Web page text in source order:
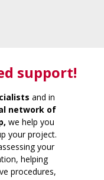
support!
and in
network of
we help you
your project.
your
helping
procedures,